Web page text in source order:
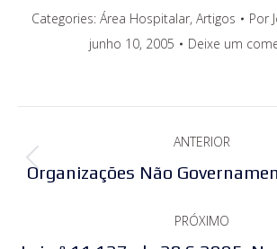
Categories: Área Hospitalar, Artigos Por
junho 10, 2005
Deixe um
de
ANTERIOR
Post
Organizações Não
PRÓXIMO